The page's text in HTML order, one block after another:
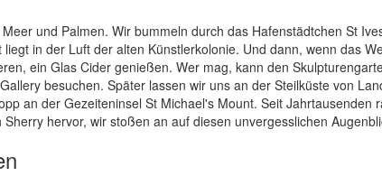
und Palmen. Wir bummeln durch das Hafenstädtchen St
in der Luft der alten Künstlerkolonie. Und dann, wenn das
ein Glas Cider genießen. Wer mag, kann den
besuchen. Später lassen wir uns an der Steilküste von
an der Gezeiteninsel St Michael's Mount. Seit Jahrtausenden
hervor, wir stoßen an auf diesen unvergesslichen